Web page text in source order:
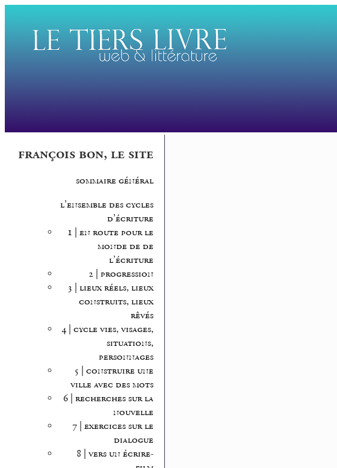
françois bon, le site
sommaire général
l’ensemble des cycles
d’écriture
1 | en route pour le
monde de de
l’écriture
2 | progression
3 | lieux réels, lieux
construits, lieux
rêvés
4 | cycle vies, visages,
situations,
personnages
5 | construire une
ville avec des mots
6 | recherches sur la
nouvelle
7 | exercices sur le
dialogue
8 | vers un écrire-